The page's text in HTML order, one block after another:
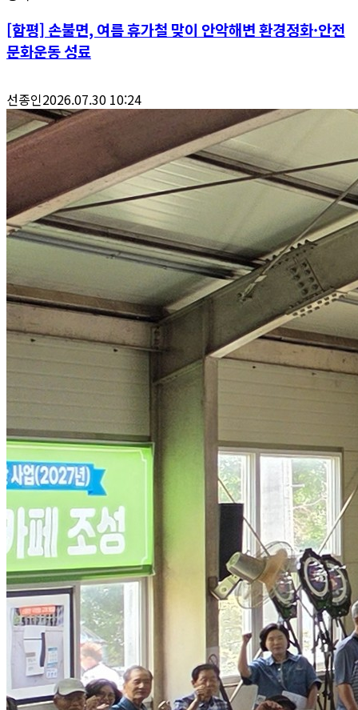
[함평] 손불면, 여름 휴가철 맞이 안악해변 환경정화·안전
문화운동 성료
선종인2026.07.30 10:24